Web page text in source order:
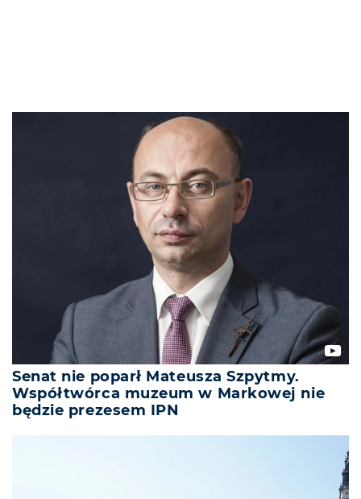
Senat nie poparł Mateusza Szpytmy.
Współtwórca muzeum w Markowej nie
będzie prezesem IPN